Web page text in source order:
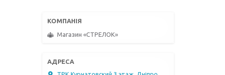
Магазин «СТРЕЛОК»